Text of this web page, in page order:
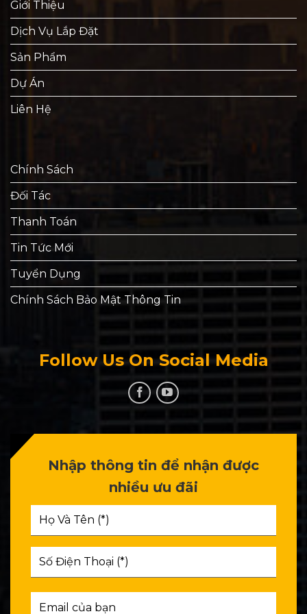
Giới Thiệu
Dịch Vụ Lắp Đặt
Sản Phẩm
Dự Án
Liên Hệ
Chính Sách
Đối Tác
Thanh Toán
Tin Tức Mới
Tuyển Dụng
Chính Sách Bảo Mật Thông Tin
Follow Us On Social Media
Nhập thông tin để nhận được
nhiều ưu đãi